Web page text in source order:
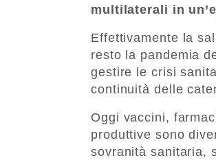
multilaterali in
Effettivamente la
resto la pandemia
gestire le crisi
continuità delle
Oggi vaccini,
produttive sono
sovranità sanitaria,